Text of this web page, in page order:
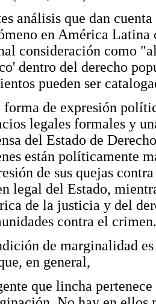
análisis que dan
en América Latina
consideración como
dentro del derecho
pueden ser
forma de expresión
legales formales y
del Estado de
están políticamente
de sus quejas
legal del Estado,
de la justicia y del
contra el
de marginalidad
en general,
que lincha